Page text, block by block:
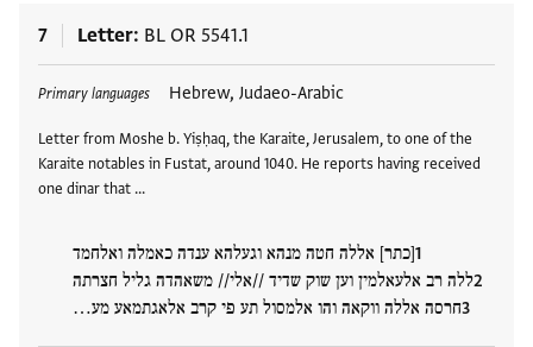
7 Letter BL OR 5541.1
Primary languages Hebrew, Judaeo-Arabic
Letter from Moshe b. Yiṣḥaq, the Karaite, Jerusalem, to one of the
Karaite notables in Fustat, around 1040. He reports having received
one dinar that …
[כתר] אללה חטה מנהא וגעלהא ענדה כאמלה ואלחמד
ללה רב אלעאלמין וען שוק שדיד //אלי// משאהדה גליל חצרתה
חרסה אללה ווקאה והו אלמסול תע פי קרב אלאגתמאע מע…
Tags